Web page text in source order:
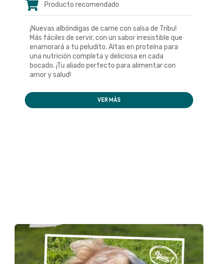
Producto recomendado
¡Nuevas albóndigas de carne con salsa de Tribu!
Más fáciles de servir, con un sabor irresistible que
enamorará a tu peludito. Altas en proteína para
una nutrición completa y deliciosa en cada
bocado. ¡Tu aliado perfecto para alimentar con
amor y salud!
VER MÁS